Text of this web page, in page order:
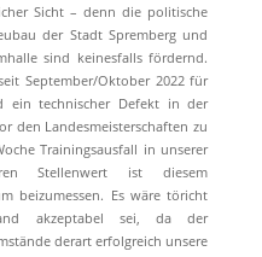
Sicht – denn die politische
der Stadt Spremberg und
sind keinesfalls fördernd.
September/Oktober 2022 für
ein technischer Defekt in der
den Landesmeisterschaften zu
Trainingsausfall in unserer
Stellenwert ist diesem
beizumessen. Es wäre töricht
akzeptabel sei, da der
derart erfolgreich unsere